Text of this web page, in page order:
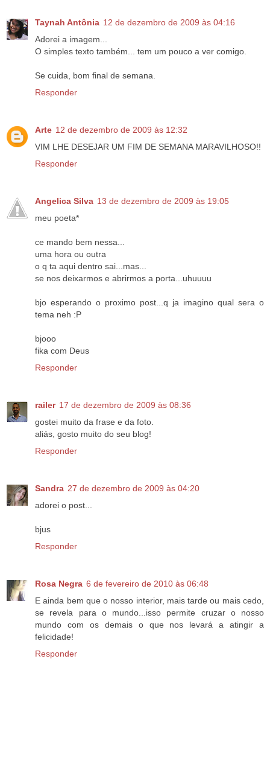
Taynah Antônia 12 de dezembro de 2009 às 04:16
Adorei a imagem...
O simples texto também... tem um pouco a ver comigo.
Se cuida, bom final de semana.
Responder
Arte 12 de dezembro de 2009 às 12:32
VIM LHE DESEJAR UM FIM DE SEMANA MARAVILHOSO!!
Responder
Angelica Silva 13 de dezembro de 2009 às 19:05
meu poeta*
ce mando bem nessa...
uma hora ou outra
o q ta aqui dentro sai...mas...
se nos deixarmos e abrirmos a porta...uhuuuu
bjo esperando o proximo post...q ja imagino qual sera o
tema neh :P
bjooo
fika com Deus
Responder
railer 17 de dezembro de 2009 às 08:36
gostei muito da frase e da foto.
aliás, gosto muito do seu blog!
Responder
Sandra 27 de dezembro de 2009 às 04:20
adorei o post...
bjus
Responder
Rosa Negra 6 de fevereiro de 2010 às 06:48
E ainda bem que o nosso interior, mais tarde ou mais cedo,
se revela para o mundo...isso permite cruzar o nosso
mundo com os demais o que nos levará a atingir a
felicidade!
Responder